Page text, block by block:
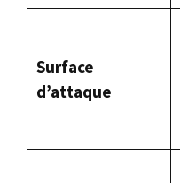
Surface
d’attaque